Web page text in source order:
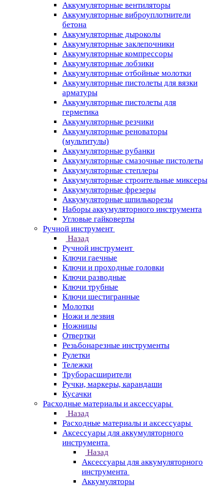
Аккумуляторные вентиляторы
Аккумуляторные виброуплотнители
бетона
Аккумуляторные дыроколы
Аккумуляторные заклепочники
Аккумуляторные компрессоры
Аккумуляторные лобзики
Аккумуляторные отбойные молотки
Аккумуляторные пистолеты для вязки
арматуры
Аккумуляторные пистолеты для
герметика
Аккумуляторные резчики
Аккумуляторные реноваторы
(мультитулы)
Аккумуляторные рубанки
Аккумуляторные смазочные пистолеты
Аккумуляторные степлеры
Аккумуляторные строительные миксеры
Аккумуляторные фрезеры
Аккумуляторные шпилькорезы
Наборы аккумуляторного инструмента
Угловые гайковерты
Ручной инструмент
Назад
Ручной инструмент
Ключи гаечные
Ключи и проходные головки
Ключи разводные
Ключи трубные
Ключи шестигранные
Молотки
Ножи и лезвия
Ножницы
Отвертки
Резьбонарезные инструменты
Рулетки
Тележки
Труборасширители
Ручки, маркеры, карандаши
Кусачки
Расходные материалы и аксессуары
Назад
Расходные материалы и аксессуары
Аксессуары для аккумуляторного
инструмента
Назад
Аксессуары для аккумуляторного
инструмента
Aккумуляторы